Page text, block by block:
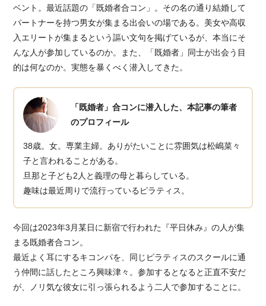
ベント。最近話題の「既婚者合コン」。その名の通り結婚して
パートナーを持つ男女が集まる出会いの場である。美女や高収
入エリートが集まるという謳い文句を掲げているが、本当にそ
んな人が参加しているのか。また、「既婚者」同士が出会う目
的は何なのか。実態を暴くべく潜入してきた。
「既婚者」合コンに潜入した、本記事の筆者
のプロフィール
38歳。女。専業主婦。ありがたいことに雰囲気は松嶋菜々
子と言われることがある。
旦那と子ども2人と義理の母と暮らしている。
趣味は最近周りで流行っているピラティス。
今回は2023年3月某日に新宿で行われた『平日休み』の人が集
まる既婚者合コン。
最近よく耳にするキコンパを、同じピラティスのスクールに通
う仲間に話したところ興味津々。参加するとなると正直不安だ
が、ノリ気な彼女に引っ張られるよう二人で参加することに。